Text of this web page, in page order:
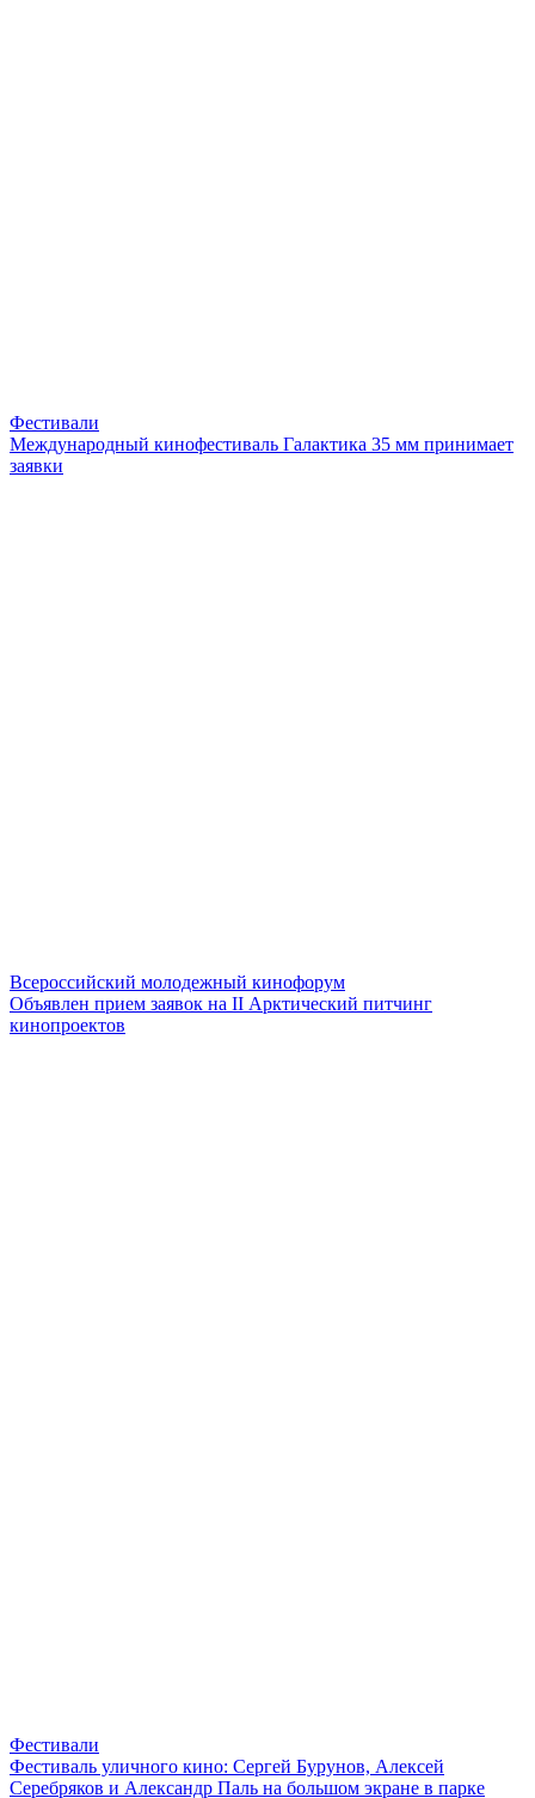
Фестивали
Международный кинофестиваль Галактика 35 мм принимает
заявки
Всероссийский молодежный кинофорум
Объявлен прием заявок на II Арктический питчинг
кинопроектов
Фестивали
Фестиваль уличного кино: Сергей Бурунов, Алексей
Серебряков и Александр Паль на большом экране в парке